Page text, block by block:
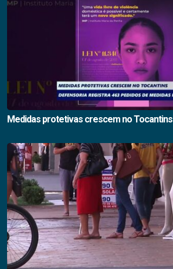
Medidas protetivas crescem no Tocantins